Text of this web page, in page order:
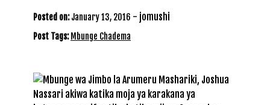
Posted on: January 13, 2016 - jomushi
Post Tags: Mbunge Chadema